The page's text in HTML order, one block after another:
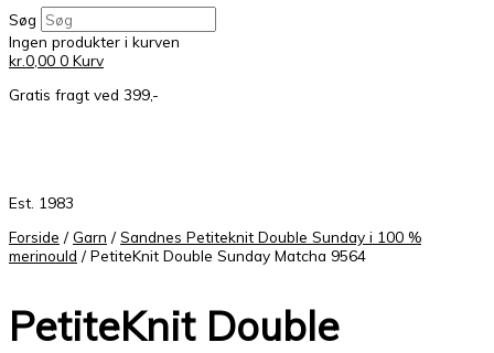
Søg
Ingen produkter i kurven
kr.0,00 0 Kurv
Gratis fragt ved 399,-
Est. 1983
Forside / Garn / Sandnes Petiteknit Double Sunday i 100 %
merinould / PetiteKnit Double Sunday Matcha 9564
PetiteKnit Double